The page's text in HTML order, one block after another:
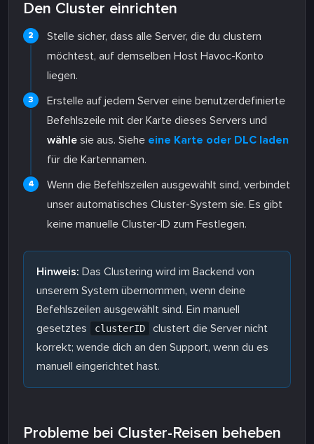
Den Cluster einrichten
Stelle sicher, dass alle Server, die du clustern
möchtest, auf demselben Host Havoc-Konto
liegen.
Erstelle auf jedem Server eine benutzerdefinierte
Befehlszeile mit der Karte dieses Servers und
wähle sie aus. Siehe eine Karte oder DLC laden
für die Kartennamen.
Wenn die Befehlszeilen ausgewählt sind, verbindet
unser automatisches Cluster-System sie. Es gibt
keine manuelle Cluster-ID zum Festlegen.
Hinweis: Das Clustering wird im Backend von
unserem System übernommen, wenn deine
Befehlszeilen ausgewählt sind. Ein manuell
gesetztes
clusterID
clustert die Server nicht
korrekt; wende dich an den Support, wenn du es
manuell eingerichtet hast.
Probleme bei Cluster-Reisen beheben